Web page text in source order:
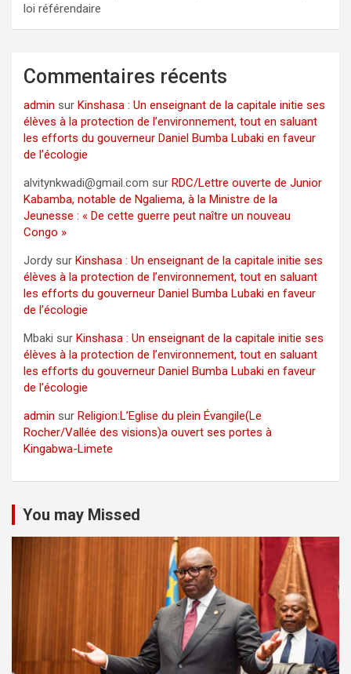
loi référendaire
Commentaires récents
admin sur Kinshasa : Un enseignant de la capitale initie ses
élèves à la protection de l’environnement, tout en saluant
les efforts du gouverneur Daniel Bumba Lubaki en faveur
de l’écologie
alvitynkwadi@gmail.com sur RDC/Lettre ouverte de Junior
Kabamba, notable de Ngaliema, à la Ministre de la
Jeunesse : « De cette guerre peut naître un nouveau
Congo »
Jordy sur Kinshasa : Un enseignant de la capitale initie ses
élèves à la protection de l’environnement, tout en saluant
les efforts du gouverneur Daniel Bumba Lubaki en faveur
de l’écologie
Mbaki sur Kinshasa : Un enseignant de la capitale initie ses
élèves à la protection de l’environnement, tout en saluant
les efforts du gouverneur Daniel Bumba Lubaki en faveur
de l’écologie
admin sur Religion:L’Eglise du plein Évangile(Le
Rocher/Vallée des visions)a ouvert ses portes à
Kingabwa-Limete
You may Missed